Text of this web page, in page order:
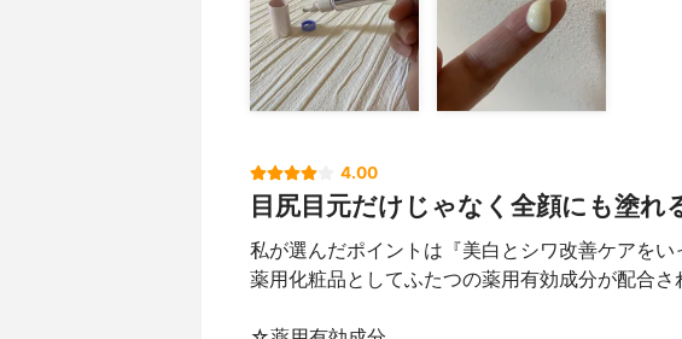
4.00
目尻目元だけじゃなく全顔にも塗れ
私が選んだポイントは『美白とシワ改善ケアをい
薬用化粧品としてふたつの薬用有効成分が配合さ